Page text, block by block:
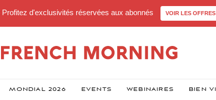
Profitez d'exclusivités réservées aux abonnés VOIR LES OFFRES
MONDIAL 2026 EVENTS WEBINAIRES BIEN